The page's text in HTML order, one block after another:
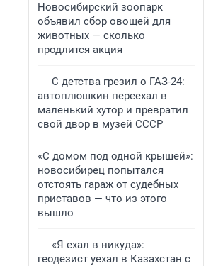
Новосибирский зоопарк
объявил сбор овощей для
животных — сколько
продлится акция
С детства грезил о ГАЗ-24:
автоплюшкин переехал в
маленький хутор и превратил
свой двор в музей СССР
«С домом под одной крышей»:
новосибирец попытался
отстоять гараж от судебных
приставов — что из этого
вышло
«Я ехал в никуда»:
геодезист уехал в Казахстан с